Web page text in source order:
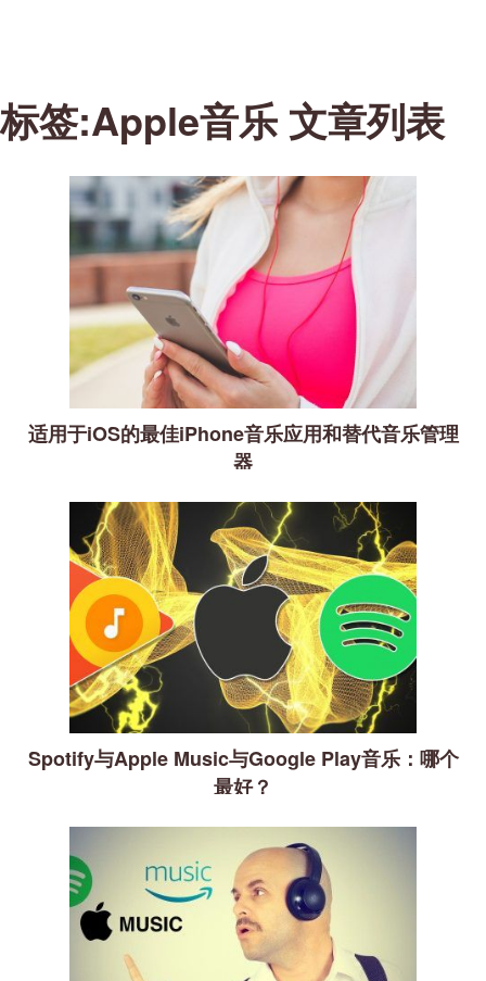
标签:Apple音乐 文章列表
适用于iOS的最佳iPhone音乐应用和替代音乐管理
器
Spotify与Apple Music与Google Play音乐：哪个
最好？